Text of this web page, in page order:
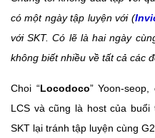
có một ngày tập luyện với (
với SKT. Có lẽ là hai ngày
không biết nhiều về tất cả các
Choi “Locodoco” Yoon-
LCS và cũng là host của
SKT lại tránh tập luyện cùng G2.